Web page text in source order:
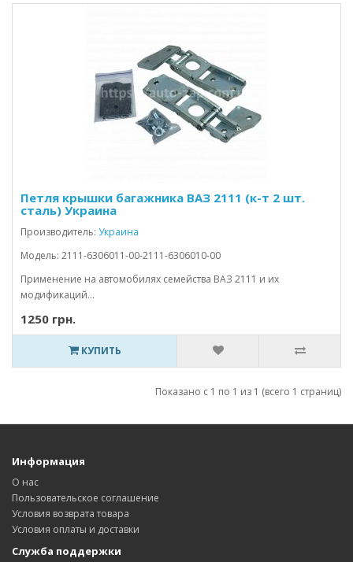
Петля крышки багажника ВАЗ 2111 (к-т 2 шт.
сталь) Украина
Производитель: Украина
Модель: 2111-6306011-00-2111-6306010-00
Применение на автомобилях семейства ВАЗ 2111 и их
модификаций...
1250 грн.
КУПИТЬ
Показано с 1 по 1 из 1 (всего 1 страниц)
Информация
О нас
Пользовательское соглашение
Условия возврата товара
Условия оплаты и доставки
Служба поддержки